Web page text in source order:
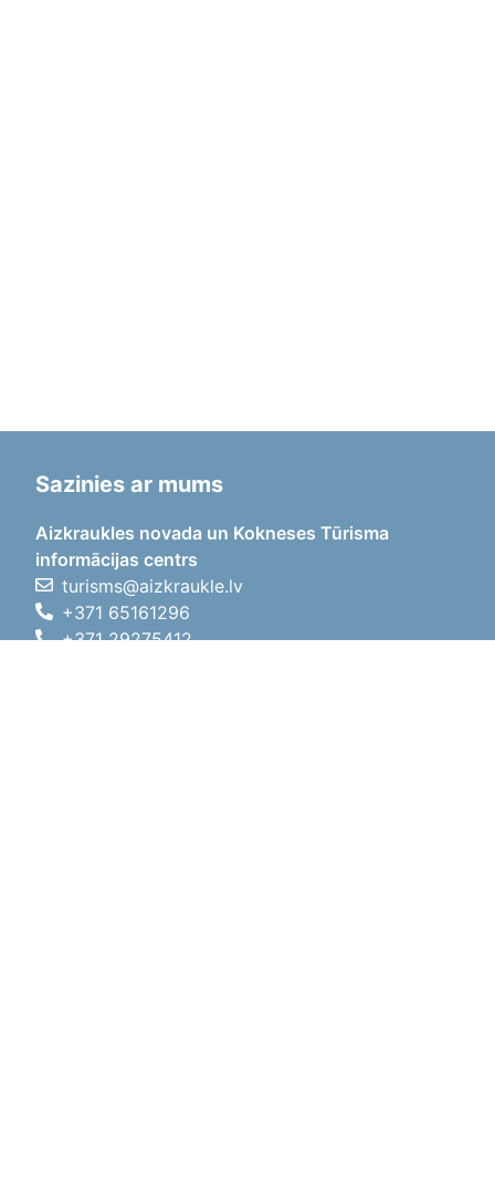
Sazinies ar mums
Aizkraukles novada un Kokneses Tūrisma
informācijas centrs
turisms@aizkraukle.lv
+371 65161296
+371 29275412